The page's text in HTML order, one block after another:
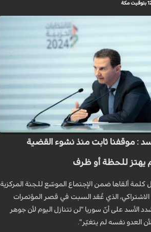
: موقفنا ثابت منذ نشوء القضية
يهتز للحظة أو ظرف
كلمة ألقاها ضمن الإجتماع الموسّع للجنة المركزية
الذي عُقد السبت في قصر المؤتمرات
الأسد على أنّ سوريا "لن تتنازل اليوم لأن جوهر
العدو نفسه لم يتغيّر".